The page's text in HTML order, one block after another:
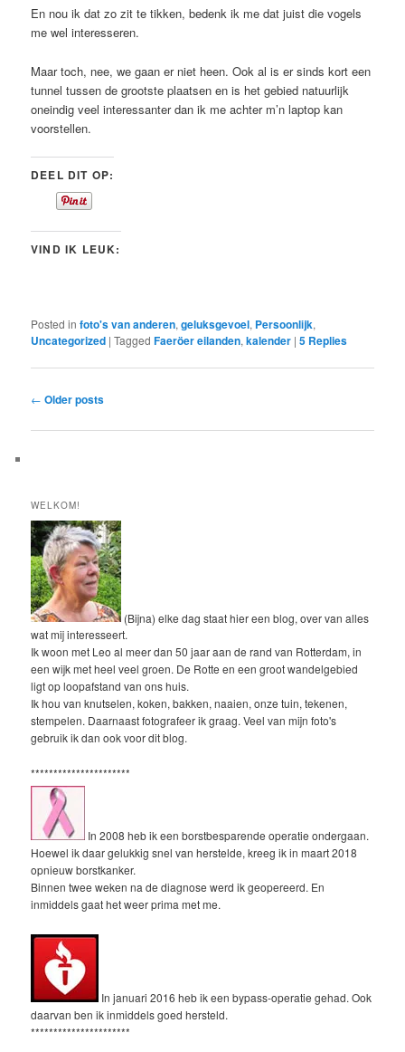
En nou ik dat zo zit te tikken, bedenk ik me dat juist die vogels
me wel interesseren.
Maar toch, nee, we gaan er niet heen. Ook al is er sinds kort een
tunnel tussen de grootste plaatsen en is het gebied natuurlijk
oneindig veel interessanter dan ik me achter m’n laptop kan
voorstellen.
DEEL DIT OP:
VIND IK LEUK:
Posted in foto's van anderen,geluksgevoel, Persoonlijk,
Uncategorized |Tagged Faeröer eilanden,kalender |5 Replies
Post
← Older posts
WELKOM!
(Bijna) elke dag staat hier een blog, over van alles
wat mij interesseert.
Ik woon met Leo al meer dan 50 jaar aan de rand van Rotterdam, in
een wijk met heel veel groen. De Rotte en een groot wandelgebied
ligt op loopafstand van ons huis.
Ik hou van knutselen, koken, bakken, naaien, onze tuin, tekenen,
stempelen. Daarnaast fotografeer ik graag. Veel van mijn foto's
gebruik ik dan ook voor dit blog.
**********************
In 2008 heb ik een borstbesparende operatie ondergaan.
Hoewel ik daar gelukkig snel van herstelde, kreeg ik in maart 2018
opnieuw borstkanker.
Binnen twee weken na de diagnose werd ik geopereerd. En
inmiddels gaat het weer prima met me.
In januari 2016 heb ik een bypass-operatie gehad. Ook
daarvan ben ik inmiddels goed hersteld.
**********************